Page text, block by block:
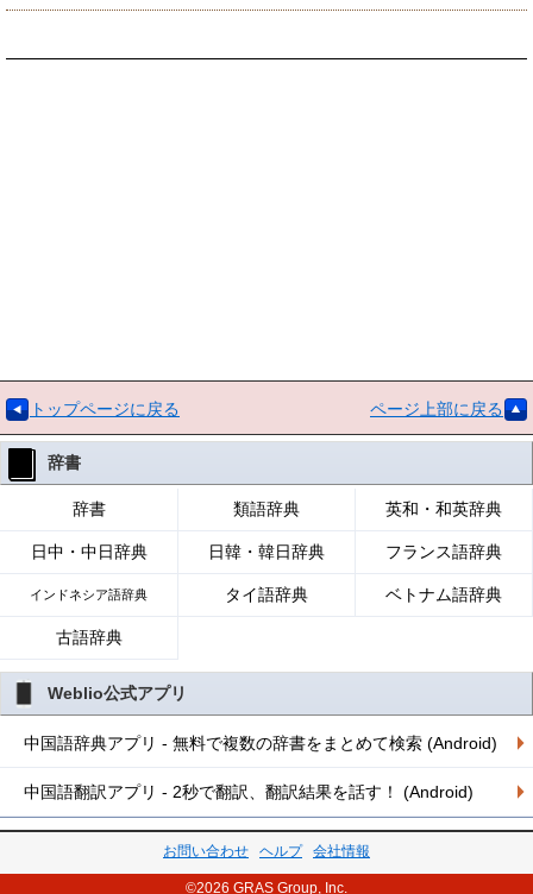
トップページに戻る ページ上部に戻る
辞書
辞書 類語辞典 英和・和英辞典
日中・中日辞典 日韓・韓日辞典 フランス語辞典
インドネシア語辞典 タイ語辞典 ベトナム語辞典
古語辞典
Weblio公式アプリ
中国語辞典アプリ - 無料で複数の辞書をまとめて検索 (Android)
中国語翻訳アプリ - 2秒で翻訳、翻訳結果を話す！ (Android)
お問い合わせ ヘルプ 会社情報
©2026 GRAS Group, Inc.